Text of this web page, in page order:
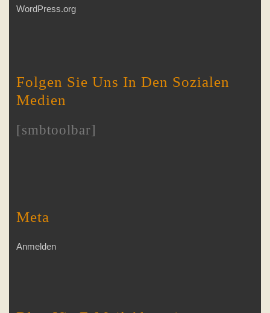
WordPress.org
Folgen Sie Uns In Den Sozialen
Medien
[smbtoolbar]
Meta
Anmelden